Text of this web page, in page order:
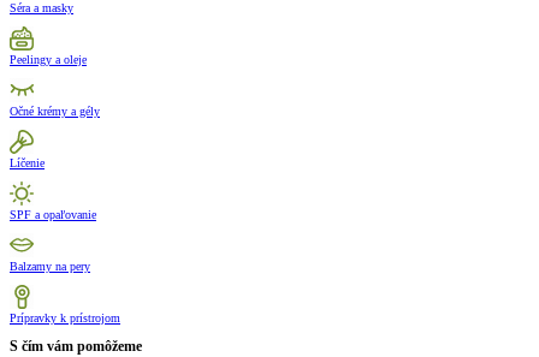
Séra a masky
Peelingy a oleje
Očné krémy a gély
Líčenie
SPF a opaľovanie
Balzamy na pery
Prípravky k prístrojom
S čím vám pomôžeme